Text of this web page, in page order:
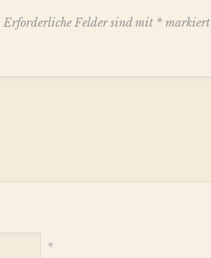
Erforderliche Felder sind mit *markiert
*